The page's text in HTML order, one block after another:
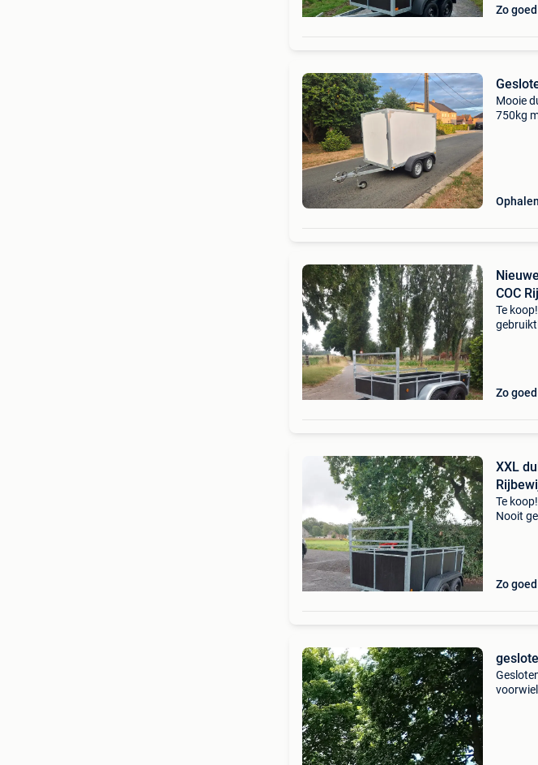
Zo
Mooie
750kg
Ophalen
COC
Te
Zo
XXL
Te
Nooit
Zo